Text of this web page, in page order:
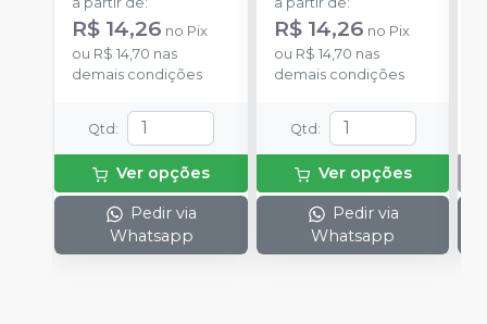
R$ 14,26 no Pix
ou R$ 14,70 nas
demais condições
Qtd :
Ver opções
Pedir via
Whatsapp
R$ 14,26 no Pix
ou R$ 14,70 nas
demais condições
Qtd :
Ver opções
Pedir via
Whatsapp